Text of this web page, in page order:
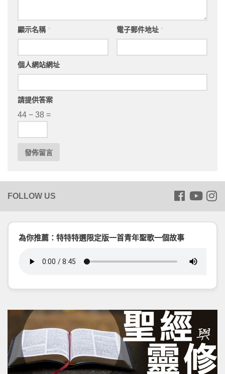
顯示名稱 電子郵件地址
個人網站網址
請提供答案
44 − 38 =
為你推薦：特特特選限定版一首青年聖歌一個故事